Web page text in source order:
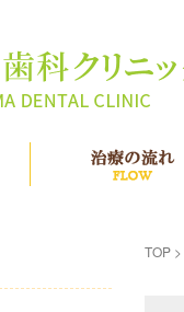
TOP>